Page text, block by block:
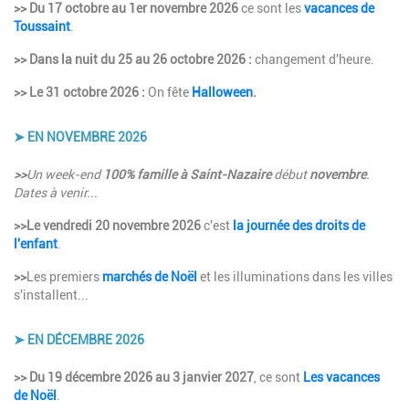
>> Du 17 octobre au 1er novembre 2026ce sont lesvacances de
Toussaint
>> Dans la nuit du 25 au 26 octobre 2026 : changement d'heure.
>> Le 31 octobre 2026 : On fête Halloween.
➤ EN NOVEMBRE 2026
Description
>>Un week-end 100% famille à Saint-Nazairedébutnovembre.
Dates à venir...
>>Le vendredi 20 novembre 2026c'est la journée des droits de
l'enfant
>>Les premiers marchés de Noël et les illuminations dans les villes
s'installent...
➤ EN DÉCEMBRE 2026
Description
>> Du 19 décembre 2026 au 3 janvier 2027 , ce sont Les vacances
de Noël